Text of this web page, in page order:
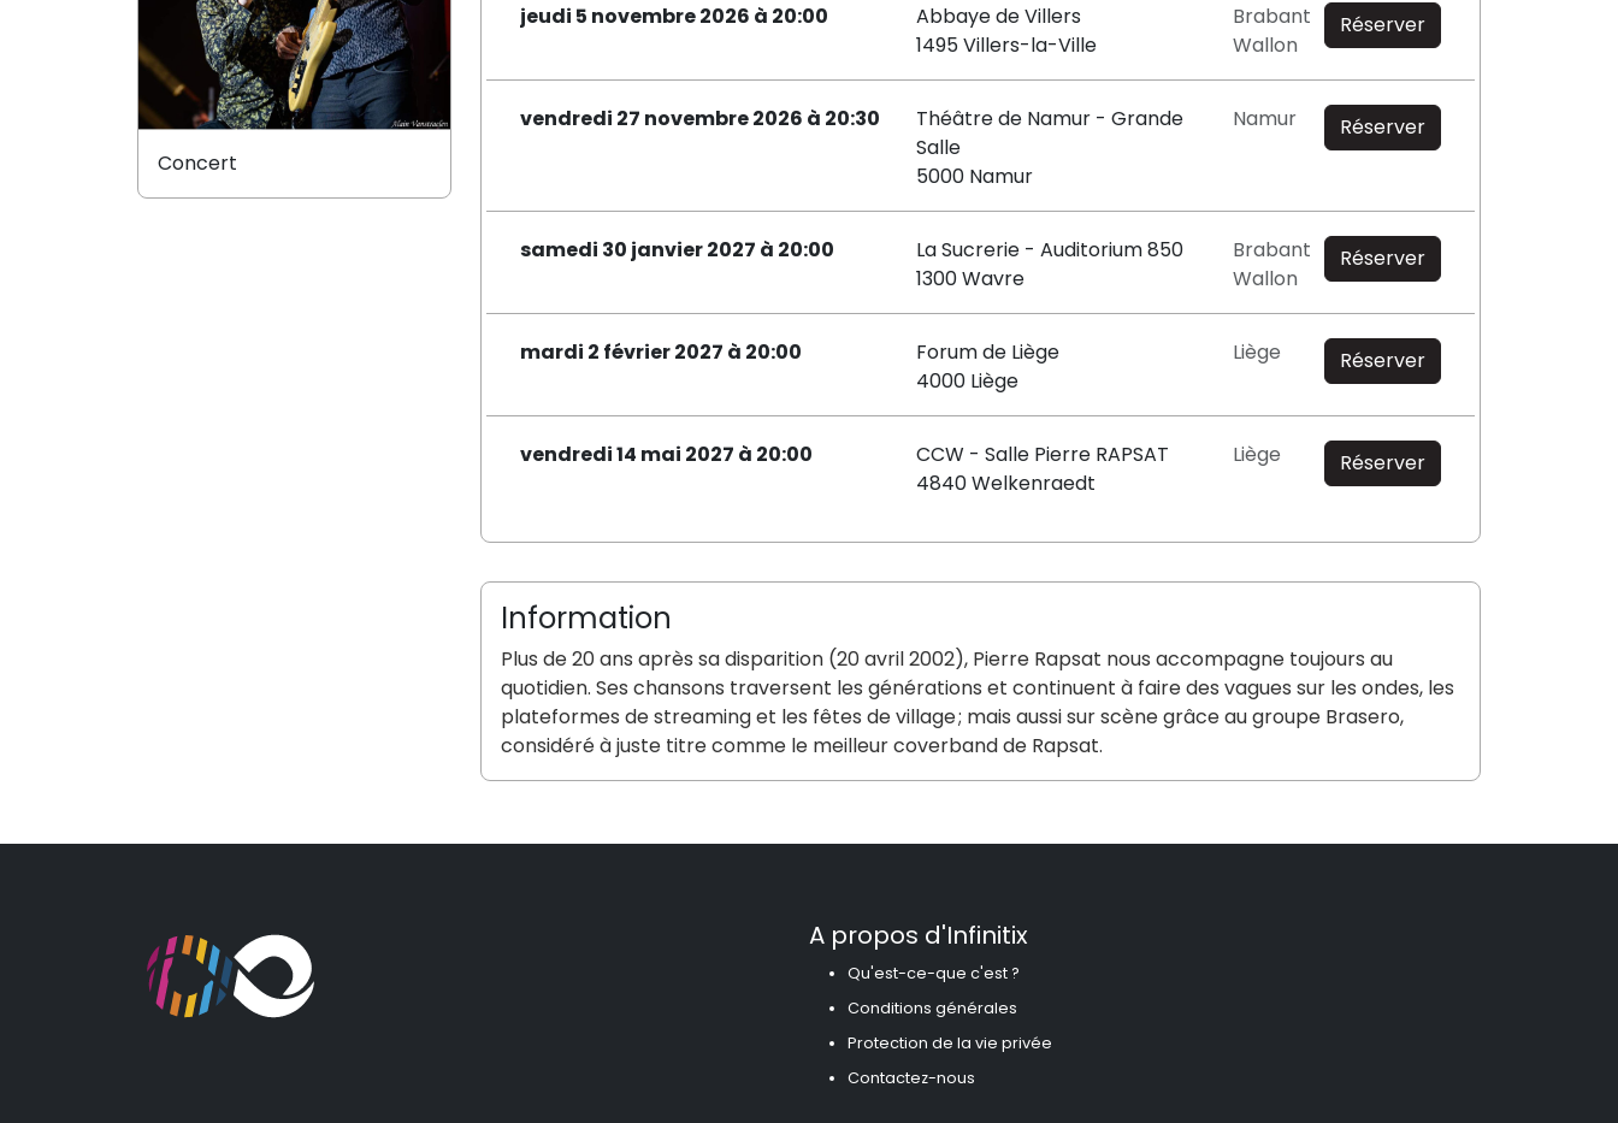
jeudi 5 novembre 2026 à 20:00
Abbaye de Villers
1495 Villers-la-Ville
Brabant
Wallon
Réserver
vendredi 27 novembre 2026 à 20:30
Théâtre de Namur - Grande
Salle
5000 Namur
Namur Réserver
samedi 30 janvier 2027 à 20:00
La Sucrerie - Auditorium 850
1300 Wavre
Brabant
Wallon
Réserver
mardi 2 février 2027 à 20:00
Forum de Liège
4000 Liège
Liège Réserver
vendredi 14 mai 2027 à 20:00
CCW - Salle Pierre RAPSAT
4840 Welkenraedt
Liège Réserver
Information
Plus de 20 ans après sa disparition (20 avril 2002), Pierre Rapsat nous accompagne toujours au
quotidien. Ses chansons traversent les générations et continuent à faire des vagues sur les ondes, les
plateformes de streaming et les fêtes de village ; mais aussi sur scène grâce au groupe Brasero,
considéré à juste titre comme le meilleur coverband de Rapsat.
Concert
A propos d'Infinitix
Qu'est-ce-que c'est ?
Conditions générales
Protection de la vie privée
Contactez-nous